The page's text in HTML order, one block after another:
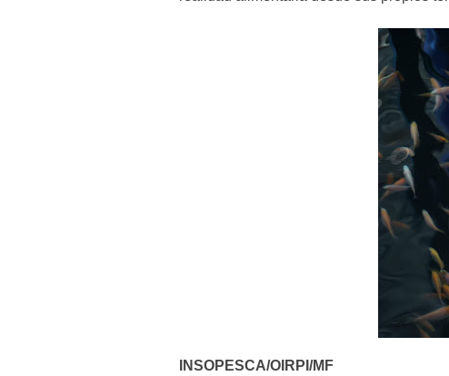
INSOPESCA/OIRPI/MF